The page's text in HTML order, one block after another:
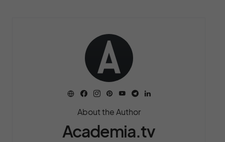
About the Author
Academia.tv